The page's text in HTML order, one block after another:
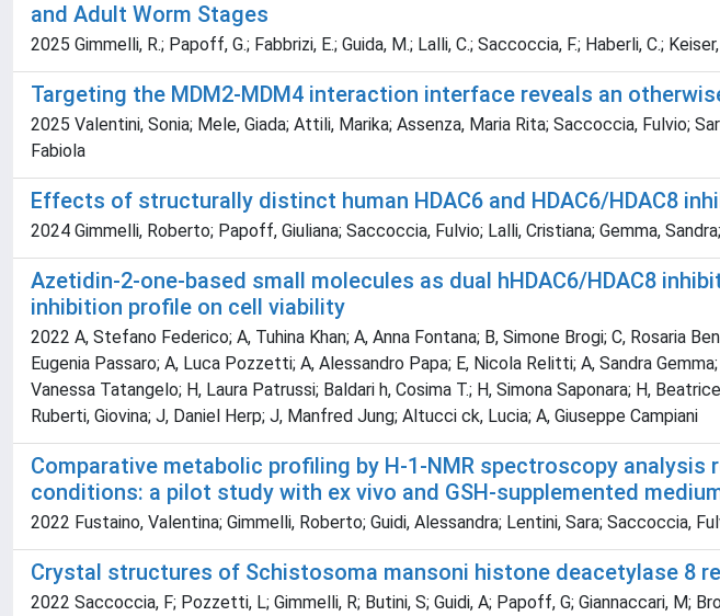
and Adult Worm Stages
2025 Gimmelli, R.; Papoff, G.; Fabbrizi, E.; Guida, M.; Lalli, C.; Saccoccia, F.; Haberli, C.;
Targeting the MDM2-MDM4 interaction interface reveals an
2025 Valentini, Sonia; Mele, Giada; Attili, Marika; Assenza, Maria Rita; Saccoccia, Fulvio;
Fabiola
Effects of structurally distinct human HDAC6 and HDAC6/HDAC8
2024 Gimmelli, Roberto; Papoff, Giuliana; Saccoccia, Fulvio; Lalli, Cristiana; Gemma,
Azetidin-2-one-based small molecules as dual hHDAC6/HDAC8
inhibition profile on cell viability
2022 A, Stefano Federico; A, Tuhina Khan; A, Anna Fontana; B, Simone Brogi; C, Rosaria
Eugenia Passaro; A, Luca Pozzetti; A, Alessandro Papa; E, Nicola Relitti; A, Sandra
Vanessa Tatangelo; H, Laura Patrussi; Baldari h, Cosima T.; H, Simona Saponara; H,
Ruberti, Giovina; J, Daniel Herp; J, Manfred Jung; Altucci ck, Lucia; A, Giuseppe Campiani
Comparative metabolic profiling by H-1-NMR spectroscopy
conditions: a pilot study with ex vivo and GSH-supplemented
2022 Fustaino, Valentina; Gimmelli, Roberto; Guidi, Alessandra; Lentini, Sara; Saccoccia,
Crystal structures of Schistosoma mansoni histone deacetylase 8
2022 Saccoccia, F; Pozzetti, L; Gimmelli, R; Butini, S; Guidi, A; Papoff, G; Giannaccari, M;